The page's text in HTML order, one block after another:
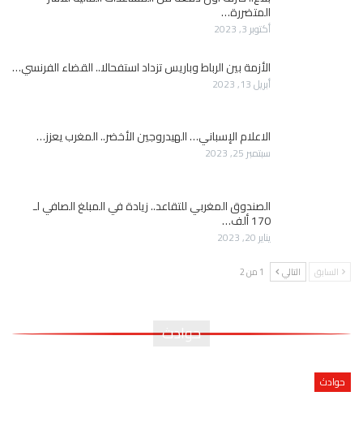
المتضررة…
أكتوبر 3, 2023
الأزمة بين الرباط وباريس تزداد استفحالا.. القضاء الفرنسي…
أبريل 13, 2023
الاعلام الإسباني… الهيدروجين الأخضر.. المغرب يعزز…
سبتمبر 25, 2023
الصندوق المغربي للتقاعد.. زيادة في المبلغ الصافي لـ
170 ألف…
يناير 20, 2023
السابق التالي 1 من 2
حوادث
حوادث